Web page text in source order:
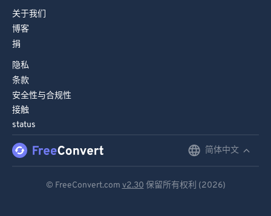
关于我们
博客
捐
隐私
条款
安全性与合规性
接触
status
简体中文
© FreeConvert.com v2.30 保留所有权利 (2026)